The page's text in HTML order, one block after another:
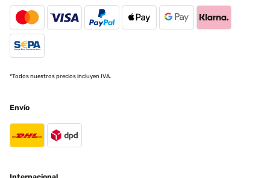
*Todos nuestros precios incluyen IVA.
Envío